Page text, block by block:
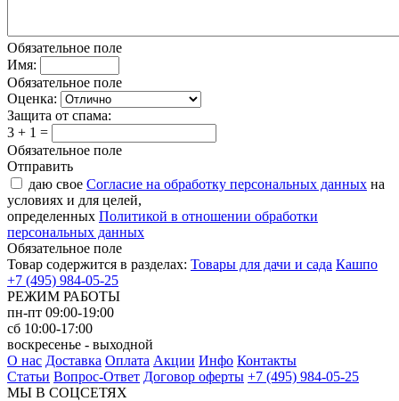
Обязательное поле
Имя:
Обязательное поле
Оценка:
Защита от спама:
3 + 1 =
Обязательное поле
Отправить
даю свое Согласие на обработку персональных данных на
условиях и для целей,
определенных Политикой в отношении обработки
персональных данных
Обязательное поле
Товар содержится в разделах: Товары для дачи и сада Кашпо
+7 (495) 984-05-25
РЕЖИМ РАБОТЫ
пн-пт 09:00-19:00
сб 10:00-17:00
воскресенье - выходной
О нас Доставка Оплата Акции Инфо Контакты
Статьи Вопрос-Ответ Договор оферты +7 (495) 984-05-25
МЫ В СОЦСЕТЯХ